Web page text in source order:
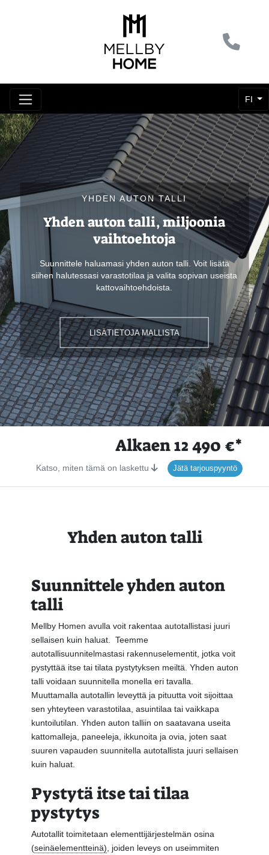
FI
YHDEN AUTON TALLI
Yhden auton talli, miljoonia
vaihtoehtoja
Suunnittele haluamasi yhden auton talli. Voit lisätä
siihen halutessasi varastotilaa ja valita sopivan useista
kattovaihtoehdoista.
LISÄTIETOJA MALLISTA
LISÄTIETOJA MALLISTA
LISÄTIETOJA MALLISTA
LISÄTIETOJA MALLISTA
LISÄTIETOJA MALLISTA
LISÄTIETOJA MALLISTA
LISÄTIETOJA MALLISTA
LISÄTIETOJA MALLISTA
LISÄTIETOJA MALLISTA
Alkaen 12 490 €*
Katso, miten tämä on laskettu Jätä tarjouspyyntö
Yhden auton talli
Suunnittele yhden auton
talli
Mellby Homen avulla voit rakentaa autotallistasi juuri
sellaisen kuin haluat. Teemme
autotallisuunnitelmastasi rakennuselementit, jotka voit
pystyttää itse tai tilata pystytyksen meiltä. Yhden auton
talli voidaan suunnitella monella eri tavalla.
Muuttamalla autotallin leveyttä ja pituutta voit sijoittaa
sen yhteyteen varastotilaa, asuintilaa tai vaikkapa
kuntoilutilan. Yhden auton talliin on saatavana useita
kattomalleja, paneeleja, ikkunoita ja ovia, joten saat
suuren vapauden suunnitella autotallista juuri sellaisen
kuin haluat.
Pystytä itse tai tilaa
pystytys
Autotallit toimitetaan elementtijärjestelmän osina
(seinäelementteinä) , joiden leveys on useimmiten